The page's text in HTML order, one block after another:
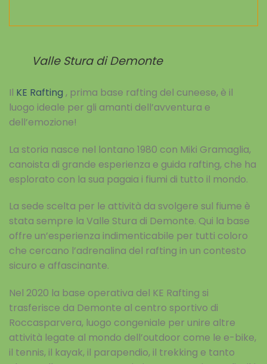
Valle Stura di Demonte
Il KE Rafting , prima base rafting del cuneese, è il
luogo ideale per gli amanti dell’avventura e
dell’emozione!
La storia nasce nel lontano 1980 con Miki Gramaglia,
canoista di grande esperienza e guida rafting, che ha
esplorato con la sua pagaia i fiumi di tutto il mondo.
La sede scelta per le attività da svolgere sul fiume è
stata sempre la Valle Stura di Demonte. Qui la base
offre un’esperienza indimenticabile per tutti coloro
che cercano l’adrenalina del rafting in un contesto
sicuro e affascinante.
Nel 2020 la base operativa del KE Rafting si
trasferisce da Demonte al centro sportivo di
Roccasparvera, luogo congeniale per unire altre
attività legate al mondo dell’outdoor come le e-bike,
il tennis, il kayak, il parapendio, il trekking e tanto